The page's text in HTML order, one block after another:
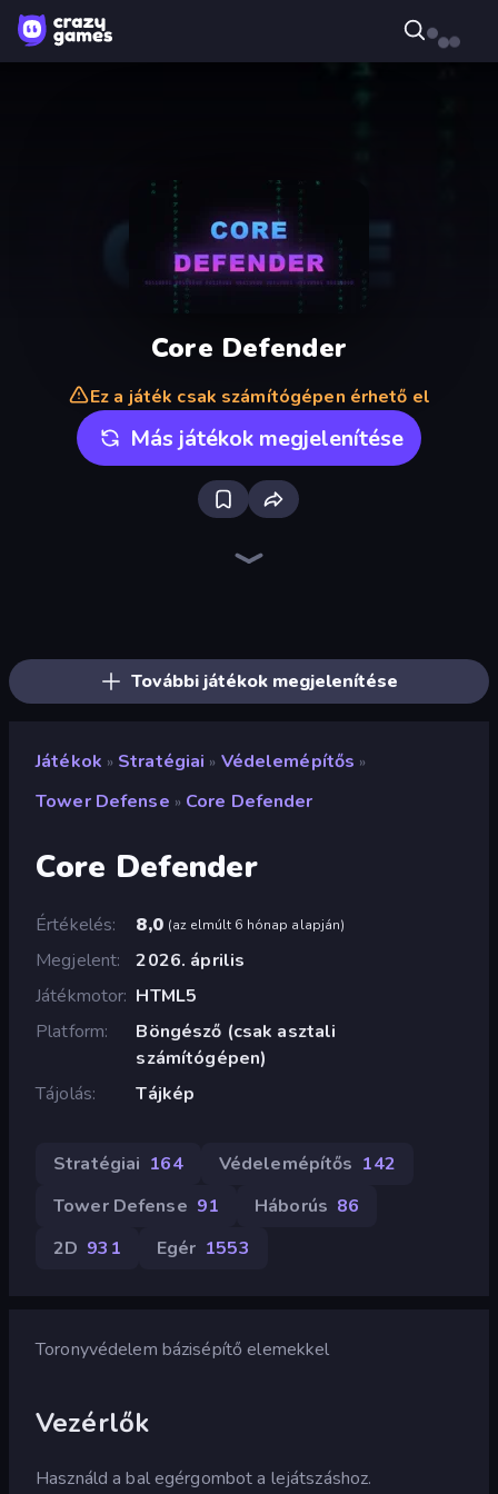
Core Defender
Ez a játék csak számítógépen érhető el
Más játékok megjelenítése
További játékok megjelenítése
Játékok » Stratégiai » Védelemépítős »
Tower Defense » Core Defender
Core Defender
Értékelés 8,0 (az elmúlt 6 hónap alapján)
Megjelent
2026. április
Játékmotor HTML5
Platform
Böngésző (csak asztali
számítógépen)
Tájolás
Tájkép
Stratégiai 164 Védelemépítős 142
Tower Defense 91 Háborús 86
2D 931 Egér 1553
Toronyvédelem bázisépítő elemekkel
Vezérlők
Használd a bal egérgombot a lejátszáshoz.